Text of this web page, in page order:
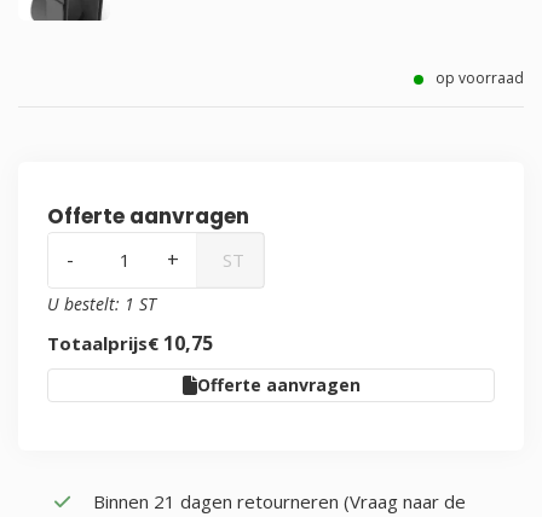
op voorraad
Offerte aanvragen
- + ST
U bestelt: 1 ST
Totaalprijs€ 10,75
Offerte aanvragen
Binnen 21 dagen retourneren (Vraag naar de